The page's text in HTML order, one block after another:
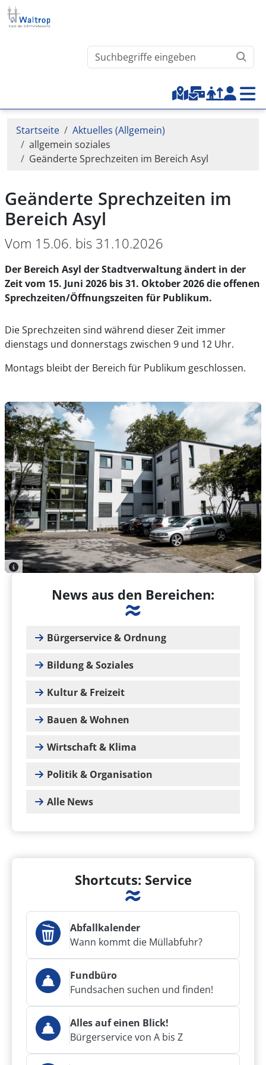
Direkt zum Inhalt
Waltrop.de durchsuchen
Top-Menu
Pfadnavigation
Startseite
Aktuelles (Allgemein)
allgemein soziales
Geänderte Sprechzeiten im Bereich Asyl
Geänderte Sprechzeiten im
Bereich Asyl
Vom 15.06. bis 31.10.2026
Der Bereich Asyl der Stadtverwaltung ändert in der
Zeit vom 15. Juni 2026 bis 31. Oktober 2026 die offenen
Sprechzeiten/Öffnungszeiten für Publikum.
Die Sprechzeiten sind während dieser Zeit immer
dienstags und donnerstags zwischen 9 und 12 Uhr.
Montags bleibt der Bereich für Publikum geschlossen.
News aus den Bereichen:
Bürgerservice & Ordnung
Bildung & Soziales
Kultur & Freizeit
Bauen & Wohnen
Wirtschaft & Klima
Politik & Organisation
Alle News
Shortcuts: Service
Abfallkalender
Wann kommt die Müllabfuhr?
Fundbüro
Fundsachen suchen und finden!
Alles auf einen Blick!
Bürgerservice von A bis Z